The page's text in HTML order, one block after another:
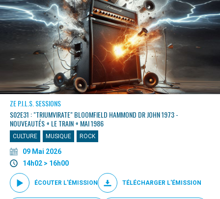
ZE P.I.L.S. SESSIONS
S02E31 : "TRIUMVIRATE" BLOOMFIELD HAMMOND DR JOHN 1973 -
NOUVEAUTÉS + LE TRAIN + MAI 1986
CULTURE MUSIQUE ROCK
09 Mai 2026
14h02 > 16h00
ÉCOUTER L'ÉMISSION TÉLÉCHARGER L'ÉMISSION